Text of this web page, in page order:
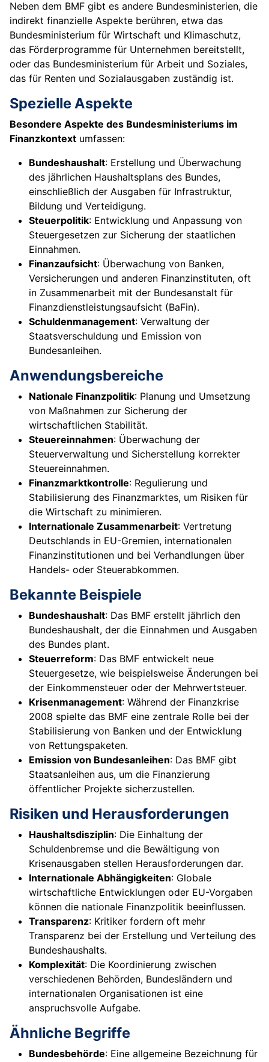
Neben dem BMF gibt es andere Bundesministerien, die
indirekt finanzielle Aspekte berühren, etwa das
Bundesministerium für Wirtschaft und Klimaschutz,
das Förderprogramme für Unternehmen bereitstellt,
oder das Bundesministerium für Arbeit und Soziales,
das für Renten und Sozialausgaben zuständig ist.
Spezielle Aspekte
Besondere Aspekte des Bundesministeriums im
Finanzkontext umfassen:
Bundeshaushalt: Erstellung und Überwachung
des jährlichen Haushaltsplans des Bundes,
einschließlich der Ausgaben für Infrastruktur,
Bildung und Verteidigung.
Steuerpolitik: Entwicklung und Anpassung von
Steuergesetzen zur Sicherung der staatlichen
Einnahmen.
Finanzaufsicht: Überwachung von Banken,
Versicherungen und anderen Finanzinstituten, oft
in Zusammenarbeit mit der Bundesanstalt für
Finanzdienstleistungsaufsicht (BaFin).
Schuldenmanagement: Verwaltung der
Staatsverschuldung und Emission von
Bundesanleihen.
Anwendungsbereiche
Nationale Finanzpolitik: Planung und Umsetzung
von Maßnahmen zur Sicherung der
wirtschaftlichen Stabilität.
Steuereinnahmen: Überwachung der
Steuerverwaltung und Sicherstellung korrekter
Steuereinnahmen.
Finanzmarktkontrolle: Regulierung und
Stabilisierung des Finanzmarktes, um Risiken für
die Wirtschaft zu minimieren.
Internationale Zusammenarbeit: Vertretung
Deutschlands in EU-Gremien, internationalen
Finanzinstitutionen und bei Verhandlungen über
Handels- oder Steuerabkommen.
Bekannte Beispiele
Bundeshaushalt: Das BMF erstellt jährlich den
Bundeshaushalt, der die Einnahmen und Ausgaben
des Bundes plant.
Steuerreform: Das BMF entwickelt neue
Steuergesetze, wie beispielsweise Änderungen bei
der Einkommensteuer oder der Mehrwertsteuer.
Krisenmanagement: Während der Finanzkrise
2008 spielte das BMF eine zentrale Rolle bei der
Stabilisierung von Banken und der Entwicklung
von Rettungspaketen.
Emission von Bundesanleihen: Das BMF gibt
Staatsanleihen aus, um die Finanzierung
öffentlicher Projekte sicherzustellen.
Risiken und Herausforderungen
Haushaltsdisziplin: Die Einhaltung der
Schuldenbremse und die Bewältigung von
Krisenausgaben stellen Herausforderungen dar.
Internationale Abhängigkeiten: Globale
wirtschaftliche Entwicklungen oder EU-Vorgaben
können die nationale Finanzpolitik beeinflussen.
Transparenz: Kritiker fordern oft mehr
Transparenz bei der Erstellung und Verteilung des
Bundeshaushalts.
Komplexität: Die Koordinierung zwischen
verschiedenen Behörden, Bundesländern und
internationalen Organisationen ist eine
anspruchsvolle Aufgabe.
Ähnliche Begriffe
Bundesbehörde: Eine allgemeine Bezeichnung für